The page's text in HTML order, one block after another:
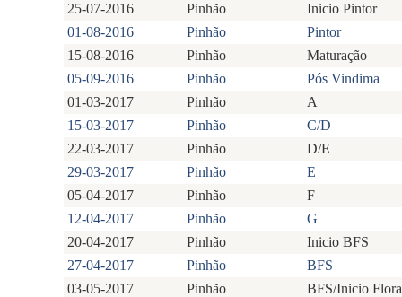
25-07-2016
Pinhão
Inicio Pintor
01-08-2016
Pinhão
Pintor
15-08-2016
Pinhão
Maturação
05-09-2016
Pinhão
Pós Vindima
01-03-2017
Pinhão
A
15-03-2017
Pinhão
C/D
22-03-2017
Pinhão
D/E
29-03-2017
Pinhão
E
05-04-2017
Pinhão
F
12-04-2017
Pinhão
G
20-04-2017
Pinhão
Inicio BFS
27-04-2017
Pinhão
BFS
03-05-2017
Pinhão
BFS/Inicio